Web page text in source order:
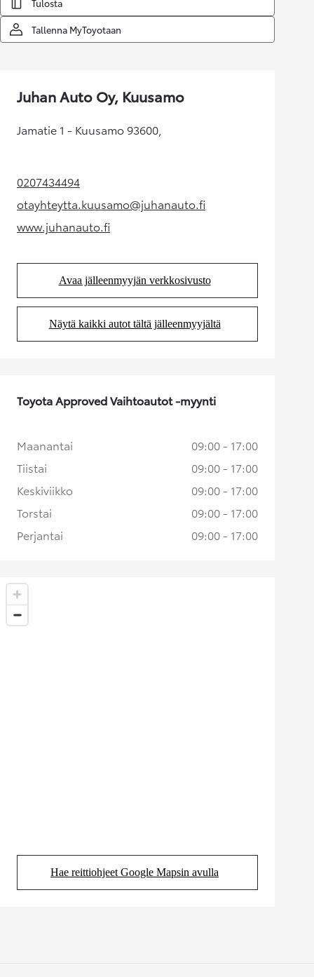
Tulosta
Tallenna MyToyotaan
Juhan Auto Oy, Kuusamo
Jamatie 1 - Kuusamo 93600,
0207434494(Aukeaa uudessa välilehdessä)
otayhteytta.kuusamo@juhanauto.fi
(Aukeaa uudessa välilehdessä)
www.juhanauto.fi(Aukeaa uudessa välilehdessä)
Avaa jälleenmyyjän verkkosivusto
(Aukeaa uudessa välilehdessä)
Näytä kaikki autot tältä jälleenmyyjältä
(Aukeaa uudessa välilehdessä)
Hae reittiohjeet Google Mapsin avulla
(Aukeaa uudessa välilehdessä)
Toyota Approved Vaihtoautot -myynti
Maanantai
09:00 - 17:00
Tiistai
09:00 - 17:00
Keskiviikko
09:00 - 17:00
Torstai
09:00 - 17:00
Perjantai
09:00 - 17:00